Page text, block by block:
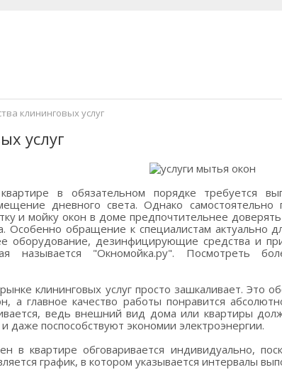
клининговых услуг
услуг
в обязательном порядке требуется
дневного света. Однако
и мойку окон в доме предпочтительнее
Особенно обращение к специалистам актуально
оборудование, дезинфицирующие средства и
называется "Окномойка.ру". Посмотреть
клининговых услуг просто зашкаливает. Это
а главное качество работы понравится
ведь внешний вид дома или квартиры
поспособствуют экономии электроэнергии.
в квартире обговаривается индивидуально,
график, в котором указывается интервалы